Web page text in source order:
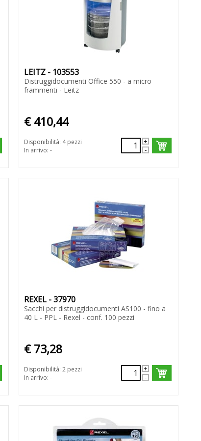
LEITZ - 103553
Distruggidocumenti Office 550 - a micro
frammenti - Leitz
€ 410,44
Disponibilità: 4 pezzi
In arrivo: -
REXEL - 37970
Sacchi per distruggidocumenti AS100 - fino a
40 L - PPL - Rexel - conf. 100 pezzi
€ 73,28
Disponibilità: 2 pezzi
In arrivo: -